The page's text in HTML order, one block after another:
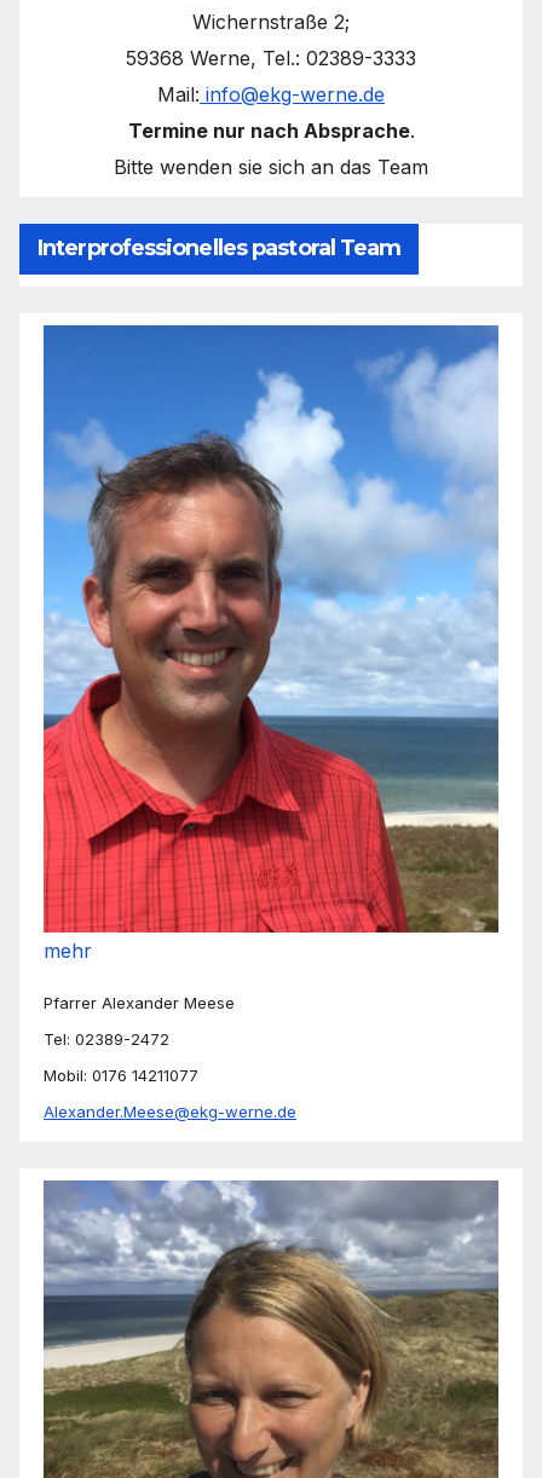
Wichernstraße 2;
59368 Werne, Tel.: 02389-3333
Mail: info@ekg-werne.de
Termine nur nach Absprache.
Bitte wenden sie sich an das Team
Interprofessionelles pastoral Team
mehr
Pfarrer Alexander Meese
Tel: 02389-2472
Mobil: 0176 14211077
Alexander.Meese@ekg-werne.de